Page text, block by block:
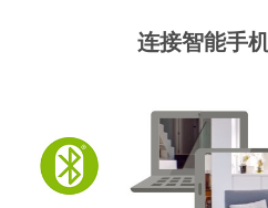
连接智能手